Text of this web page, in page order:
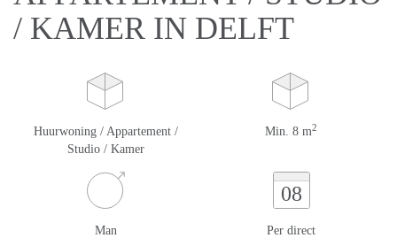
/ KAMER IN DELFT
Huurwoning / Appartement /
Studio / Kamer
Min. 8 m2
Man
08
Per direct